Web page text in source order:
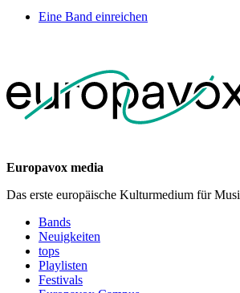
Eine Band einreichen
Europavox media
Das erste europäische Kulturmedium für
Bands
Neuigkeiten
tops
Playlisten
Festivals